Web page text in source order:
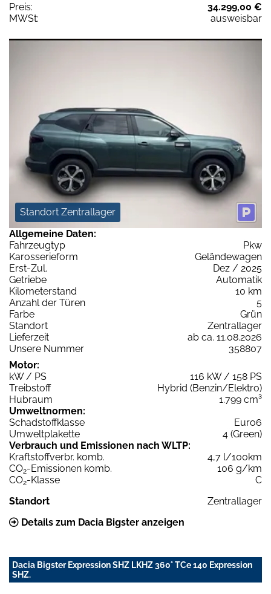
Preis:
34.299,00 €
MWSt:
ausweisbar
Standort Zentrallager
Allgemeine Daten:
Fahrzeugtyp
Pkw
Karosserieform
Geländewagen
Erst-Zul.
Dez / 2025
Getriebe
Automatik
Kilometerstand
10 km
Anzahl der Türen
5
Farbe
Grün
Standort
Zentrallager
Lieferzeit
ab ca. 11.08.2026
Unsere Nummer
358807
Motor:
kW / PS
116 kW / 158 PS
Treibstoff
Hybrid (Benzin/Elektro)
Hubraum
1.799 cm³
Umweltnormen:
Schadstoffklasse
Euro6
Umweltplakette
4 (Green)
Verbrauch und Emissionen nach WLTP:
Kraftstoffverbr. komb.
4,7 l/100km
CO2-Emissionen komb.
106 g/km
CO2-Klasse
C
Standort
Zentrallager
Details zum Dacia Bigster anzeigen
Dacia Bigster Expression SHZ LKHZ 360° TCe 140 Expression
SHZ.